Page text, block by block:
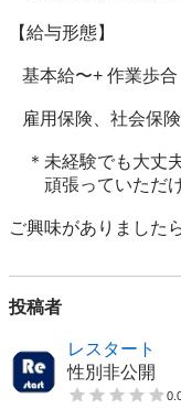
【給与形態】
＊未経験でも大丈
頑張っていただけ
ご興味がありました
投稿者
レスタート
性別非公開